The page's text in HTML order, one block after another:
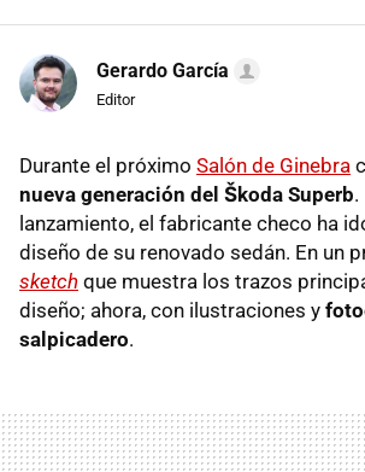
Gerardo García
Editor
Durante el próximo Salón de Ginebra
nueva generación del Škoda Superb.
lanzamiento, el fabricante checo ha
diseño de su renovado sedán. En un
sketch que muestra los trazos
diseño; ahora, con ilustraciones y
salpicadero.